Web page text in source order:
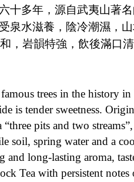
十多年，源自武夷山著
水滋養，陰冷潮濕，山
，岩韻特強，飲後滿口
trees in the history
is tender sweetness.
pits and two streams”,
soil, spring water and a
long-lasting aroma,
Tea with persistent notes